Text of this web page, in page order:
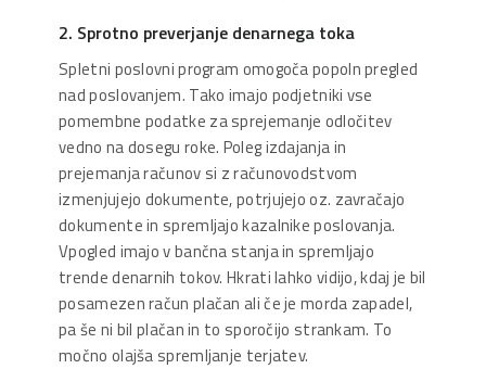
2. Sprotno preverjanje denarnega toka
Spletni poslovni program omogoča popoln pregled
nad poslovanjem. Tako imajo podjetniki vse
pomembne podatke za sprejemanje odločitev
vedno na dosegu roke. Poleg izdajanja in
prejemanja računov si z računovodstvom
izmenjujejo dokumente, potrjujejo oz. zavračajo
dokumente in spremljajo kazalnike poslovanja.
Vpogled imajo v bančna stanja in spremljajo
trende denarnih tokov. Hkrati lahko vidijo, kdaj je bil
posamezen račun plačan ali če je morda zapadel,
pa še ni bil plačan in to sporočijo strankam. To
močno olajša spremljanje terjatev.